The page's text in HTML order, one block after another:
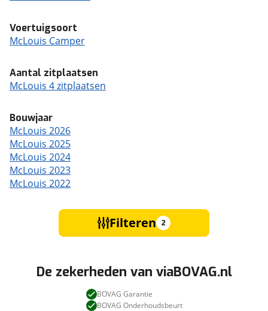
Voertuigsoort
McLouis Camper
Aantal zitplaatsen
McLouis 4 zitplaatsen
Bouwjaar
McLouis 2026
McLouis 2025
McLouis 2024
McLouis 2023
McLouis 2022
Filteren 2
De zekerheden van viaBOVAG.nl
BOVAG Garantie
BOVAG Onderhoudsbeurt